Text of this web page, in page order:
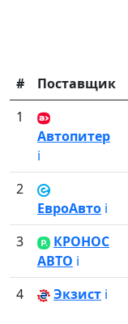
# Поставщик
1
Автопитер
ℹ️
2
ЕвроАвто ℹ️
3
КРОНОС
АВТО ℹ️
4 Экзист ℹ️